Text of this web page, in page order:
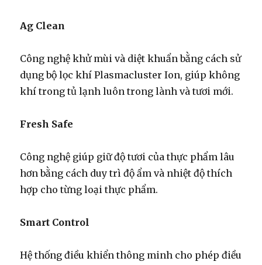
Ag Clean
Công nghệ khử mùi và diệt khuẩn bằng cách sử
dụng bộ lọc khí Plasmacluster Ion, giúp không
khí trong tủ lạnh luôn trong lành và tươi mới.
Fresh Safe
Công nghệ giúp giữ độ tươi của thực phẩm lâu
hơn bằng cách duy trì độ ẩm và nhiệt độ thích
hợp cho từng loại thực phẩm.
Smart Control
Hệ thống điều khiển thông minh cho phép điều